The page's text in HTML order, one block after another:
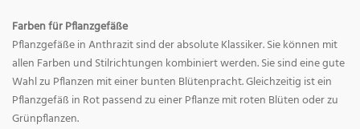
Farben für Pflanzgefäße
Pflanzgefäße in Anthrazit sind der absolute Klassiker. Sie können mit
allen Farben und Stilrichtungen kombiniert werden. Sie sind eine gute
Wahl zu Pflanzen mit einer bunten Blütenpracht. Gleichzeitig ist ein
Pflanzgefäß in Rot passend zu einer Pflanze mit roten Blüten oder zu
Grünpflanzen.